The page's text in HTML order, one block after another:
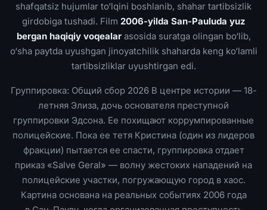
shafqatsiz hujumlar to‘lqini boshlanib, shahar tartibsizlik
girdobiga tushadi. Film 2006-yilda San-Pauluda yuz
bergan haqiqiy voqealarasosida suratga olingan bo‘lib,
o‘sha paytda uyushgan jinoyatchilik shaharda keng ko‘lamli
tartibsizliklar uyushtirgan edi.
Группировка: Общий сбор 2026 В центре истории — 18-
летняя Элиза, дочь основателя преступной
группировки Эдсона. Ее похищают коррумпированные
полицейские. Пока ее тетя Кристина (один из лидеров
фракции) пытается ее спасти, группировка отдает
приказ «Salve Geral» — волну жестоких нападений на
полицейские участки, погружающую город в хаос.
Картина основана на реальных событиях 2006 года